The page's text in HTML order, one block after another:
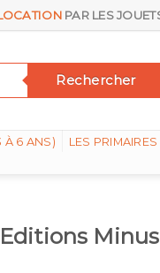
PAR LES
Rechercher
À 6 ANS)
LES
Minus